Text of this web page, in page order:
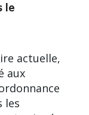
le
actuelle,
aux
les